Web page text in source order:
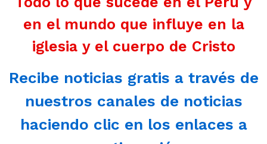
en el mundo que influye en la
iglesia y el cuerpo de Cristo
Recibe noticias gratis a través de
nuestros canales de noticias
haciendo clic en los enlaces a